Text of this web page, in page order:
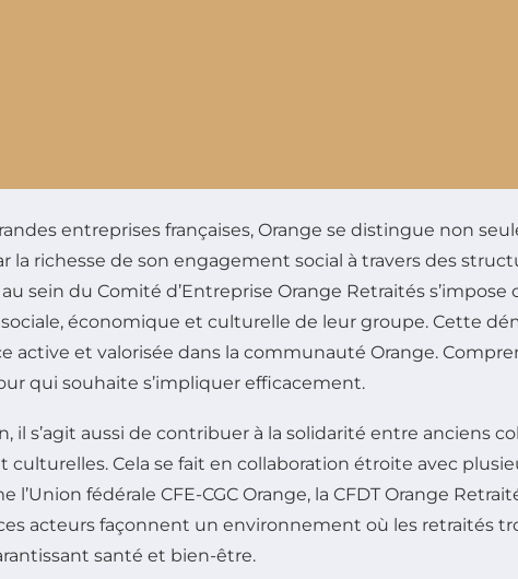
entreprises françaises, Orange se distingue non
la richesse de son engagement social à travers des
sein du Comité d’Entreprise Orange Retraités
économique et culturelle de leur groupe. Cette
active et valorisée dans la communauté Orange.
qui souhaite s’impliquer efficacement.
il s’agit aussi de contribuer à la solidarité entre anciens
culturelles. Cela se fait en collaboration étroite avec
fédérale CFE-CGC Orange, la CFDT Orange
ces acteurs façonnent un environnement où les
santé et bien-être.